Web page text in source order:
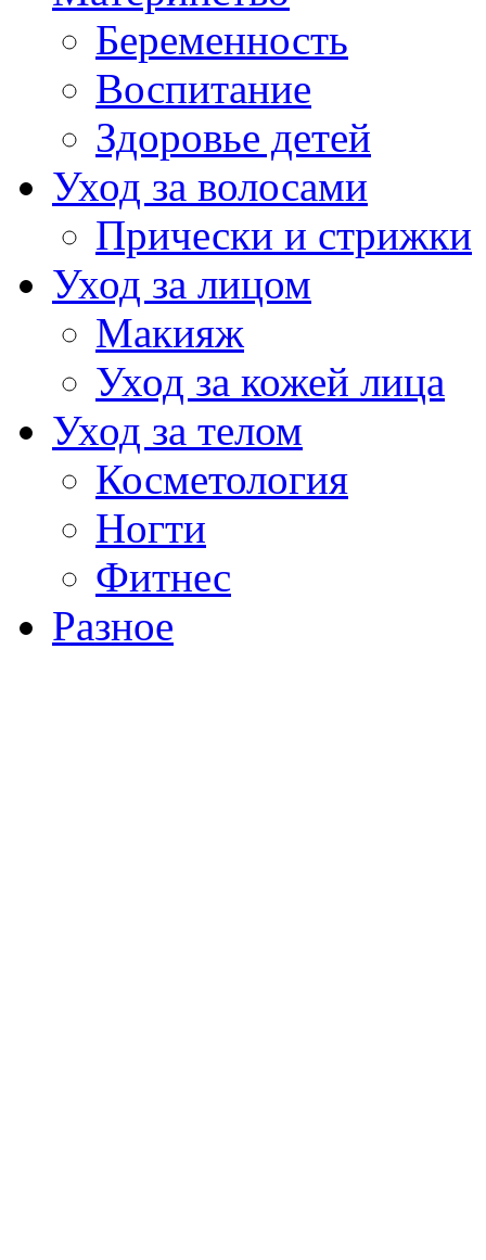
Беременность
Воспитание
Здоровье детей
Уход за волосами
Прически и стрижки
Уход за лицом
Макияж
Уход за кожей лица
Уход за телом
Косметология
Ногти
Фитнес
Разное